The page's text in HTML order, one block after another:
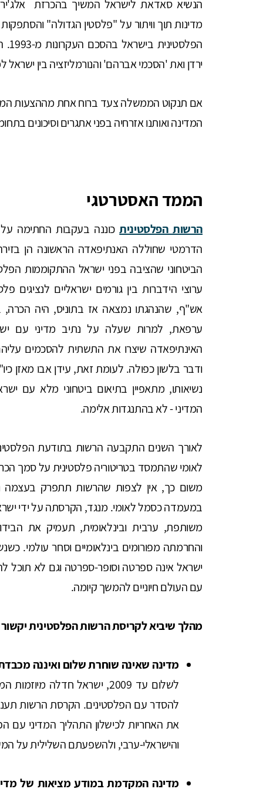
ירדן ואת 'הסכמי אברהם' והנורמליזציה בין ישראל
אם תנקוט הממשלה צעד ברוח אחת מההצעות
המדינה ואותנו אזרחיה בפני אתגרים וסיכונים
הממד האסטרטגי
הרשות הפלסטינית
הדרמטי שחוללה האנתיפאדה הראשונה הן
הביטחוני שהציבה בפני ישראל ההתקוממות
ערוצי הידברות בין גורמים ישראליים לנציגים
אש"ף, שהנהגתו נמצאה אז בתוניס, היה
ערפאת, למרות שעלה על נתיב מדיני עם
האינתיפאדה שיצרו את התשתית להסכמים
ודבר בלשון כפולה. לעומת זאת, עידן אבו
נשיאותו, מתאפיין בתיאום ביטחוני מלא עם
המדיני - לא בהתנגדות אלימה.
לאורך השנים התקבעה הרשות בתודעת
לאומי שהתמסד בטריטוריה פלסטינית על סמך
משום כך, אין לצפות שהרשות תתפרק בעצמה
במעמדה כסמל לאומי. מנגד, הקרסתה על ידי
משותפת, ערבית ובינלאומית, תעמיק את
והחרמתה מפורומים בינלאומיים וסחר עולמי.
ישראל אינה ספרטה וסופר-ספרטה וגם לא תוכל
עם העולם חיוניים להמשך קיומה.
מהלך שיביא לקריסת הרשות הפלסטינית
מדינה שאינה שוחרת שלום ואיננה
לשלום עד 2009, ישראל חדלה
להסדר עם הפלסטינים. הקרסת הרשות
את האחריות לכישלון התהליך המדיני עם
והישראלי-ערבי, ולהשפעתם השלילית על
מדינה המקדמת במודע מציאות של